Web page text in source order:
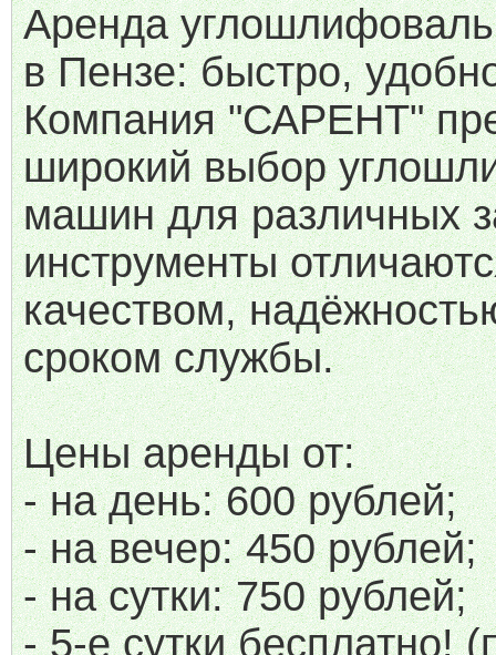
Аренда
в Пензе: быстро,
Компания "САРЕНТ"
широкий выбор
машин для различных
инструменты
качеством,
сроком службы.
Цены аренды от:
- на день: 600 рублей;
- на вечер: 450 рублей;
- на сутки: 750 рублей;
- 5-е сутки бесплатно!